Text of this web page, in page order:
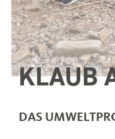
KLAUB
DAS